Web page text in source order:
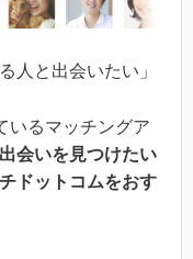
人と出会いたい」
いるマッチングア
会いを見つけたい
ドットコムをおす